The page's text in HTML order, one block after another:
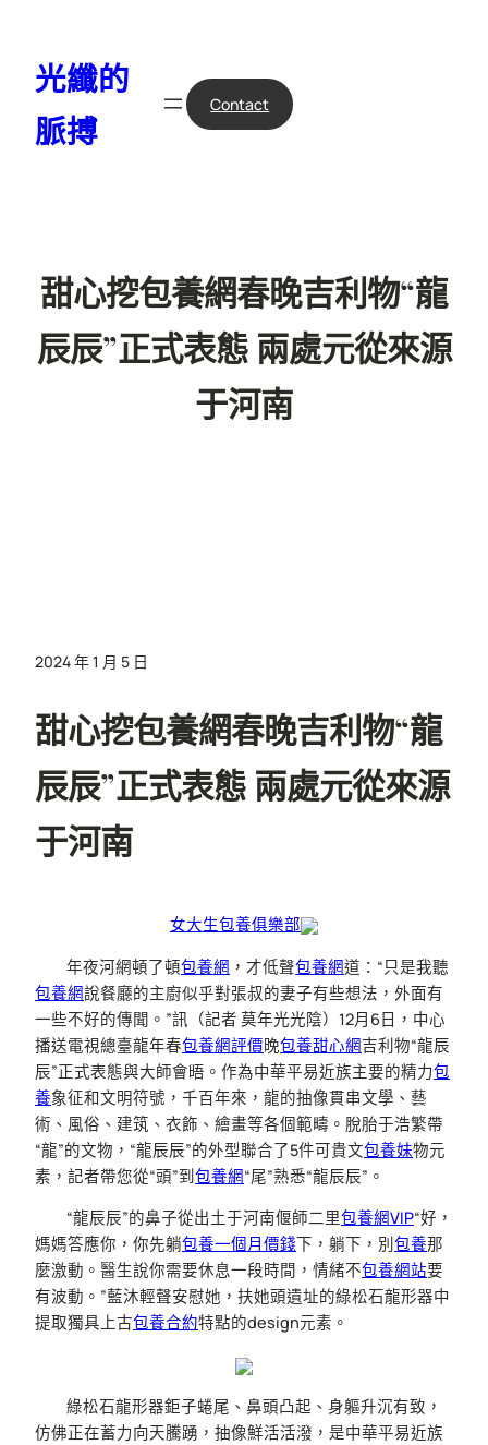
光纖的
脈搏
Contact
甜心挖包養網春晚吉利物“龍
辰辰”正式表態 兩處元從來源
于河南
2024 年 1 月 5 日
甜心挖包養網春晚吉利物“龍
辰辰”正式表態 兩處元從來源
于河南
女大生包養俱樂部
年夜河網頓了頓包養網 ，才低聲包養網道：“只是我聽
包養網說餐廳的主廚似乎對張叔的妻子有些想法，外面有
一些不好的傳聞。”訊（記者 莫年光光陰）12月6日，中心
播送電視總臺龍年春包養網評價晚包養甜心網吉利物“龍辰
辰”正式表態與大師會晤。作為中華平易近族主要的精力包
養象征和文明符號，千百年來，龍的抽像貫串文學、藝
術、風俗、建筑、衣飾、繪畫等各個範疇。脫胎于浩繁帶
“龍”的文物，“龍辰辰”的外型聯合了5件可貴文包養妹物元
素，記者帶您從“頭”到包養網“尾”熟悉“龍辰辰”。
“龍辰辰”的鼻子從出土于河南偃師二里包養網VIP“好，
媽媽答應你，你先躺包養一個月價錢下，躺下，別 包養那
麼激動。醫生說你需要休息一段時間，情緒不包養網站要
有波動。”藍沐輕聲安慰她，扶她頭遺址的綠松石龍形器中
提取獨具上古包養合約特點的design元素。
綠松石龍形器鉅子蜷尾、鼻頭凸起、身軀升沉有致，
仿佛正在蓄力向天騰踴，抽像鮮活活潑，是中華平易近族